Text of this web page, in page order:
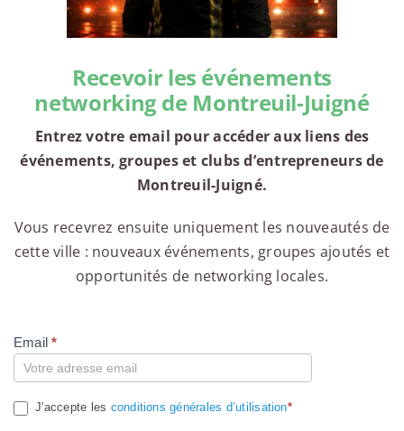
Recevoir les événements
networking de Montreuil-Juigné
Entrez votre email pour accéder aux liens des
événements, groupes et clubs d’entrepreneurs de
Montreuil-Juigné.
Vous recevrez ensuite uniquement les nouveautés de
cette ville : nouveaux événements, groupes ajoutés et
opportunités de networking locales.
Compte
Email*
J'accepte les conditions générales d’utilisation*